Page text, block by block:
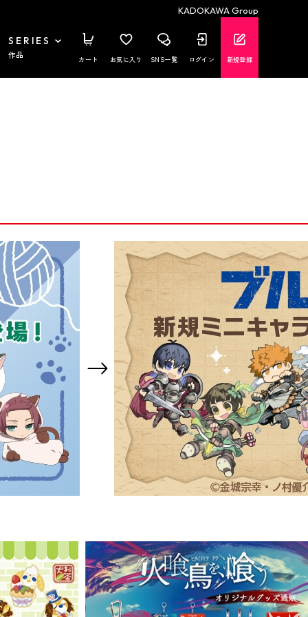
KADOKAWA Group
SERIES
作品 カート お気に入り SNS一覧 ログイン 新規登録